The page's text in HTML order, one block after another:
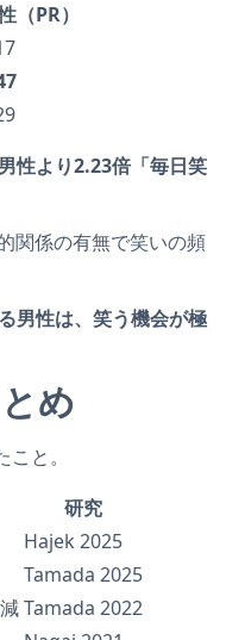
（PR）
性より2.23倍「毎日笑
関係の有無で笑いの頻
男性は、笑う機会が極
め
と。
研究
Hajek 2025
Tamada 2025
Tamada 2022